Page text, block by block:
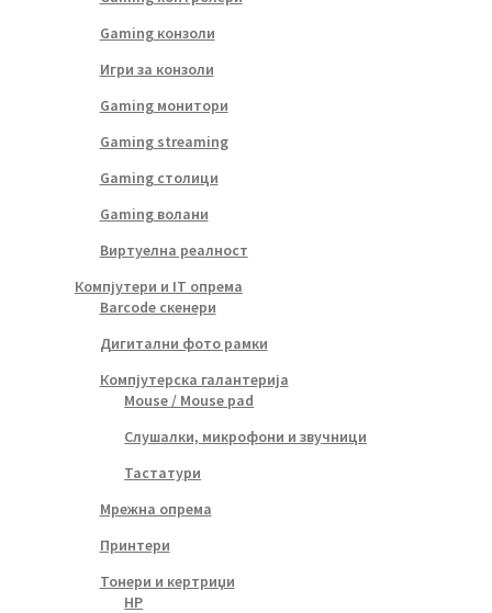
Gaming конзоли
Игри за конзоли
Gaming монитори
Gaming streaming
Gaming столици
Gaming волани
Виртуелна реалност
Компјутери и IT опрема
Barcode скенери
Дигитални фото рамки
Компјутерска галантерија
Mouse / Mouse pad
Слушалки, микрофони и звучници
Тастатури
Мрежна опрема
Принтери
Тонери и кертриџи
HP